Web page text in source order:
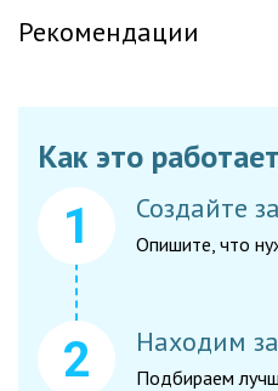
Рекомендации
Как это
Создайте
Опишите, что
Находим
Подбираем